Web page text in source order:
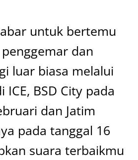
untuk bertemu
dan
luar biasa melalui
ICE, BSD City pada
dan Jatim
pada tanggal 16
suara terbaikmu